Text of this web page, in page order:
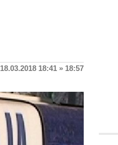
18.03.2018 18:41 » 18:57